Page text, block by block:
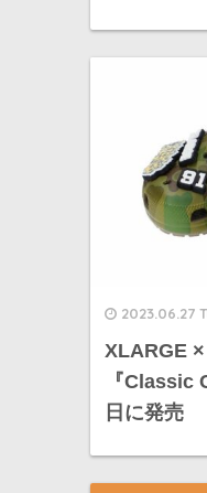
2023.06.27
XLARGE
『Classic
日に発売